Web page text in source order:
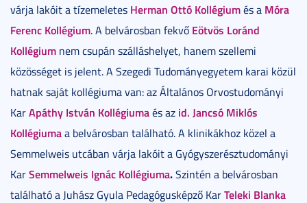
várja lakóit a tízemeletes Herman Ottó Kollégiumés a Móra
Ferenc Kollégium. A belvárosban fekvő Eötvös Loránd
Kollégium nem csupán szálláshelyet, hanem szellemi
közösséget is jelent. A Szegedi Tudományegyetem karai közül
hatnak saját kollégiuma van: az Általános Orvostudományi
KarApáthy István Kollégiumaés az id. Jancsó Miklós
Kollégiumaa belvárosban található. A klinikákhoz közel a
Semmelweis utcában várja lakóit a Gyógyszerésztudományi
KarSemmelweis Ignác Kollégiuma.Szintén a belvárosban
található a Juhász Gyula Pedagógusképző KarTeleki Blanka